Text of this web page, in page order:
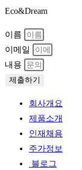
Eco&Dream
이름
이메일
내용
제출하기
회사개요
제품소개
인재채용
주가정보
블로그